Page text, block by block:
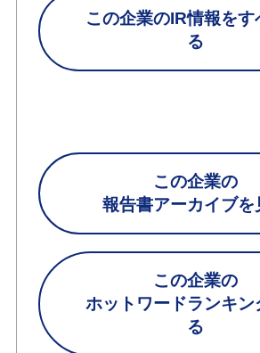
この企業のIR情報をす
る
この企業の
報告書アーカイブを
この企業の
ホットワードランキン
る